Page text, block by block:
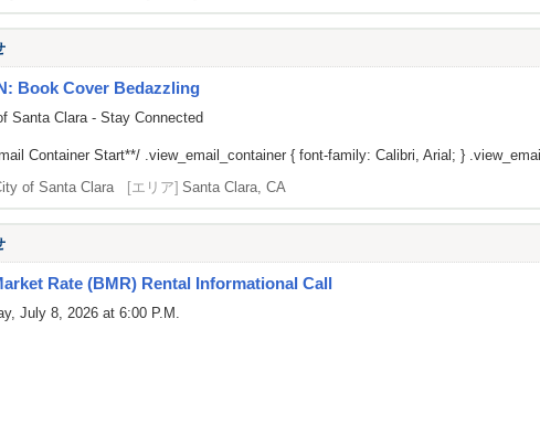
Book Cover Bedazzling
Santa Clara - Stay Connected
Container Start**/ .view_email_container { font-family: Calibri, Arial; }
of Santa Clara [エリア] Santa Clara, CA
Rate (BMR) Rental Informational Call
July 8, 2026 at 6:00 P.M.